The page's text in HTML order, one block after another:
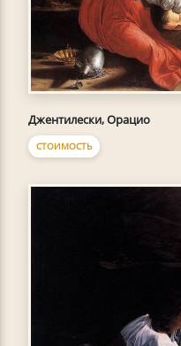
Джентилески, Орацио
СТОИМОСТЬ